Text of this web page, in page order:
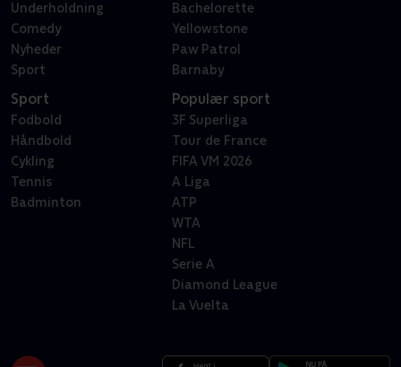
Underholdning
Comedy
Nyheder
Sport
Bachelorette
Yellowstone
Paw Patrol
Barnaby
Sport
Fodbold
Håndbold
Cykling
Tennis
Badminton
Populær sport
3F Superliga
Tour de France
FIFA VM 2026
A Liga
ATP
WTA
NFL
Serie A
Diamond League
La Vuelta